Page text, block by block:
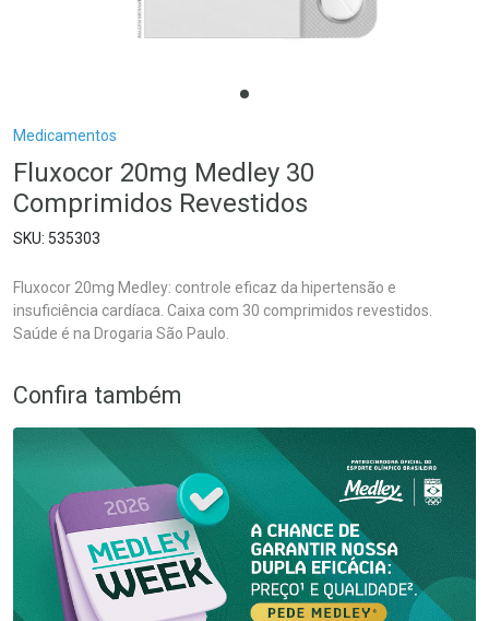
Breadcrumb
Medicamentos
Fluxocor 20mg Medley 30
Comprimidos Revestidos
535303
Fluxocor 20mg Medley: controle eficaz da hipertensão e
insuficiência cardíaca. Caixa com 30 comprimidos revestidos.
Saúde é na Drogaria São Paulo.
Confira também